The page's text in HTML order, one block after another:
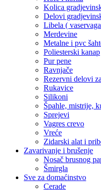
Kolica
Delovi
Libela (
Merdevine
Metalne i pvc
Poliesterski kanap
Pur pene
Ravnjače
Rezervni delovi
Rukavice
Silikoni
Špahle, mistrije,
Sprejevi
Vagres crevo
Vreće
Zidarski alat i
Zavarivanje i brušenje
Nosač brusnog
Šmirgla
Sve za domaćinstvo
Cerade